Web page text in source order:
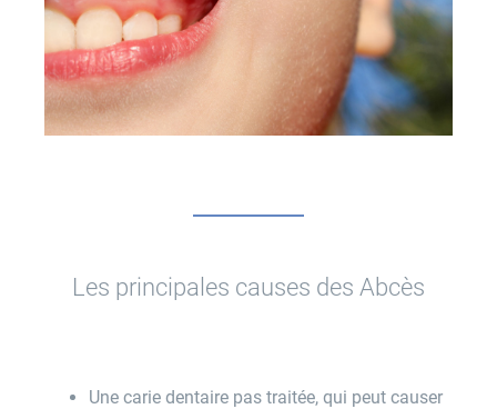
Les principales causes des Abcès
Une carie dentaire pas traitée, qui peut causer